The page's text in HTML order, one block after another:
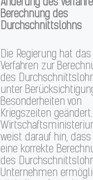
Änderung des
Berechnung des
Durchschnittslohns
Die Regierung hat das
Verfahren zur
des
unter
Besonderheiten von
Kriegszeiten
weist darauf hin,
eine korrekte
des
Unternehmen